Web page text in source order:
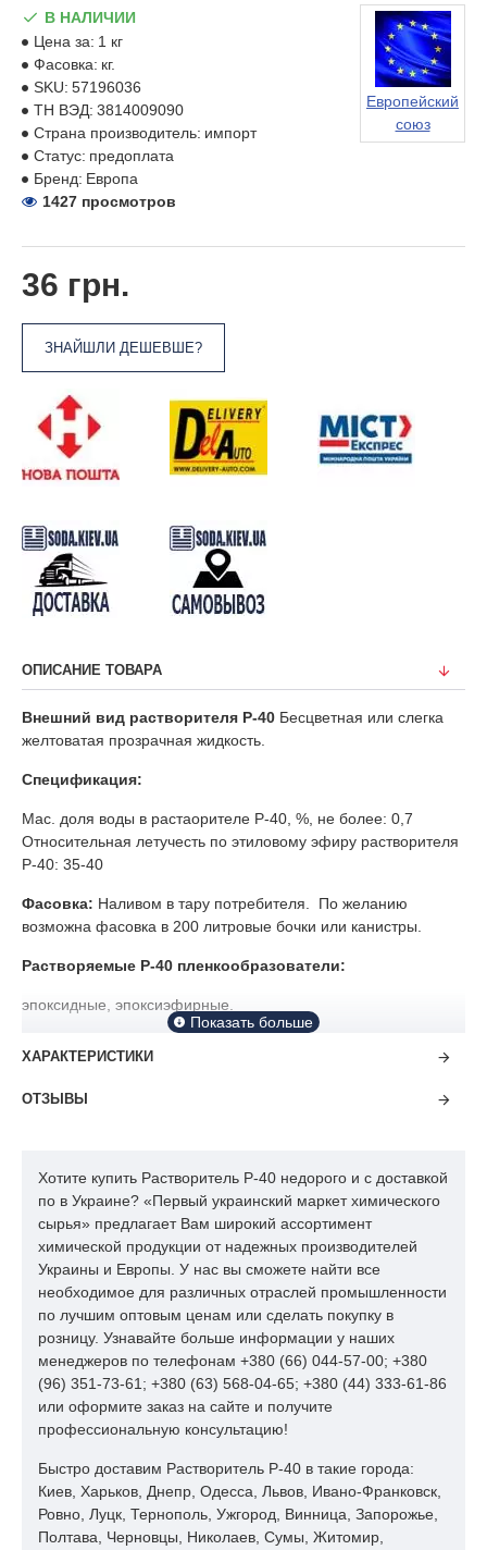
36 грн.
ЗНАЙШЛИ ДЕШЕВШЕ?
В НАЛИЧИИ
Цена за: 1 кг
Фасовка: кг.
SKU: 57196036
ТН ВЭД: 3814009090
Страна производитель: импорт
Статус: предоплата
Бренд: Европа
Европейский
союз
1427 просмотров
ОПИСАНИЕ ТОВАРА
Внешний вид растворителя Р-40 Бесцветная или слегка
желтоватая прозрачная жидкость.
Спецификация:
Мас. доля воды в растаорителе Р-40, %, не более: 0,7
Относительная летучесть по этиловому эфиру растворителя
Р-40: 35-40
Фасовка: Наливом в тару потребителя. По желанию
возможна фасовка в 200 литровые бочки или канистры.
Растворяемые Р-40 пленкообразователи:
эпоксидные, эпоксиэфирные.
растворителем Р-40:
Опасность для человека.
меры безопасности при работе с растворителем не будут
лишними!!!
Опасность при разовом воздействии высоких
концентраций:Пар раздражает глаза и дыхательные пути.
Вещество может оказывать действие на центральную
нервную систему, печень, почки желудочно-кишечный тракт.
Вещество может всасываться в организм при вдыхании и
через кожу. Опасность при долгловремменом контакте:
Длительный контакт с кожей может вызвать дерматит.
Вещество может оказывать действие на кровь и костный мозг.
пороговая концентрация, США): 750 ppm; 1780 мг/м^3
(ACGIH 1993-1993).
Пожарная опасность.
ХАРАКТЕРИСТИКИ
ОТЗЫВЫ
Хотите купить Растворитель Р-40 недорого и с доставкой
по в Украине? «Первый украинский маркет химического
сырья» предлагает Вам широкий ассортимент
химической продукции от надежных производителей
Украины и Европы. У нас вы сможете найти все
необходимое для различных отраслей промышленности
по лучшим оптовым ценам или сделать покупку в
розницу. Узнавайте больше информации у наших
менеджеров по телефонам +380 (66) 044-57-00; +380
(96) 351-73-61; +380 (63) 568-04-65; +380 (44) 333-61-86
или оформите заказ на сайте и получите
профессиональную консультацию!
Быстро доставим Растворитель Р-40 в такие города:
Киев, Харьков, Днепр, Одесса, Львов, Ивано-Франковск,
Ровно, Луцк, Тернополь, Ужгород, Винница, Запорожье,
Полтава, Черновцы, Николаев, Сумы, Житомир,